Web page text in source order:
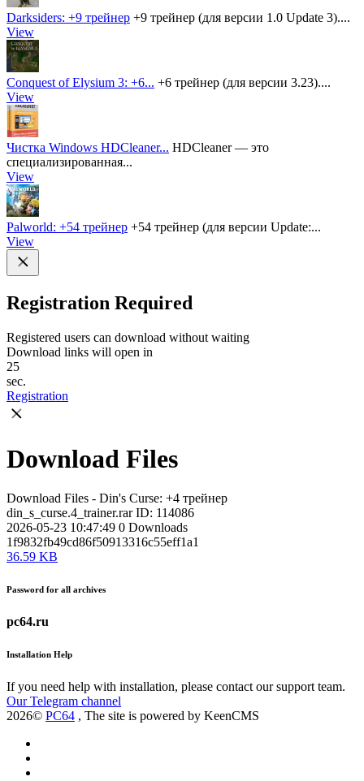
Darksiders: +9 трейнер +9 трейнер (для версии 1.0 Update 3)....
View
Conquest of Elysium 3: +6... +6 трейнер (для версии 3.23)....
View
Чистка Windows HDCleaner... HDCleaner — это
специализированная...
View
Palworld: +54 трейнер +54 трейнер (для версии Update:...
View
Registration Required
Registered users can download without waiting
Download links will open in
25
sec.
Registration
Download Files
Download Files - Din's Curse: +4 трейнер
din_s_curse.4_trainer.rarID: 114086
2026-05-23 10:47:49 0 Downloads
1f9832fb49cd86f50913316c55eff1a1
36.59 KB
Password for all archives
pc64.ru
Installation Help
If you need help with installation, please contact our support team.
Our Telegram channel
2026© PC64 , The site is powered by KeenCMS